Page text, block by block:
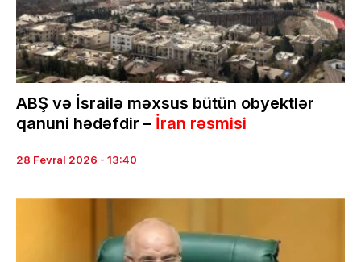
ABŞ və İsrailə məxsus bütün obyektlər
qanuni hədəfdir – İran rəsmisi
28 Fevral 2026 - 13:40